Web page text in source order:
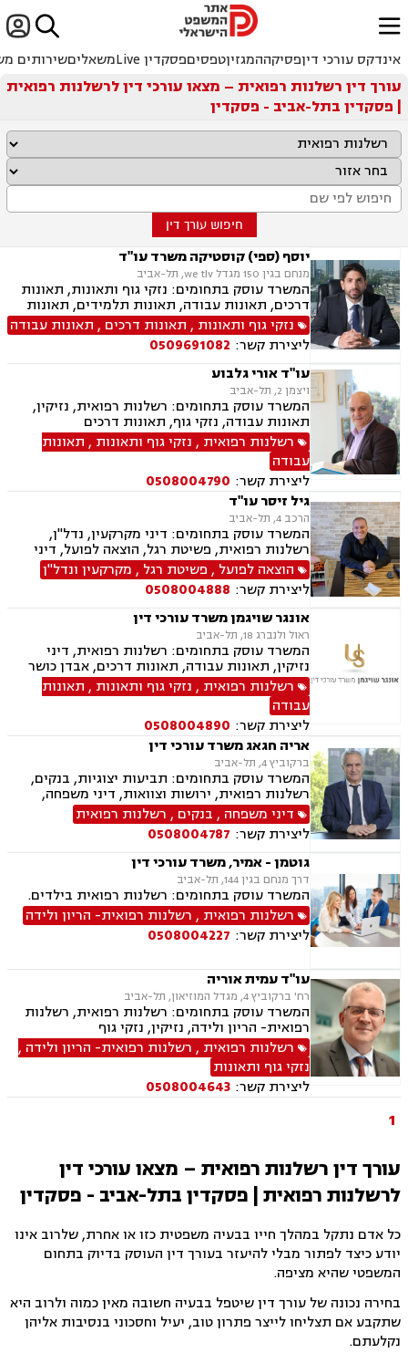

ﱐ
אינדקס עורכי דיןפסיקההמגזיןטפסיםפסקדין Live משאליםשירותים
עורך דין רשלנות רפואית – מצאו עורכי דין לרשלנות רפואית
| פסקדין בתל-אביב - פסקדין
חיפוש עורך דין
יוסף (ספי) קוסטיקה משרד עו"ד
מנחם בגין 150 מגדל we tlv, תל-אביב
המשרד עוסק בתחומים: נזקי גוף ותאונות, תאונות
דרכים, תאונות עבודה, תאונות תלמידים, תאונות
ספורט, תאונות עקב רשלנות, ביטוח לאומי, רשלנות
רפואית, אובדן כושר עבודה
נזקי גוף ותאונות , תאונות דרכים , תאונות עבודה
ליצירת קשר: 0509691082
עו"ד אורי גלבוע
ויצמן 2, תל-אביב
המשרד עוסק בתחומים: רשלנות רפואית, נזיקין,
תאונות עבודה, נזקי גוף, תאונות דרכים
רשלנות רפואית , נזקי גוף ותאונות , תאונות
עבודה
ליצירת קשר: 0508004790
גיל זיסר עו"ד
הרכב 4, תל-אביב
המשרד עוסק בתחומים: דיני מקרקעין, נדל"ן,
רשלנות רפואית, פשיטת רגל, הוצאה לפועל, דיני
עבודה, ירושות וצוואות
הוצאה לפועל , פשיטת רגל , מקרקעין ונדל"ן
ליצירת קשר: 0508004888
אונגר שויגמן משרד עורכי דין
ראול ולנברג 18, תל-אביב
המשרד עוסק בתחומים: רשלנות רפואית, דיני
נזיקין, תאונות עבודה, תאונות דרכים, אבדן כושר
עבודה, פטור ממס הכנסה, משרד הביטחון
רשלנות רפואית , נזקי גוף ותאונות , תאונות
עבודה
ליצירת קשר: 0508004890
אריה חגאג משרד עורכי דין
ברקוביץ 4, תל-אביב
המשרד עוסק בתחומים: תביעות יצוגיות, בנקים,
רשלנות רפואית, ירושות וצוואות, דיני משפחה,
ידועים בציבור, דיני מקרקעין, גירושין, דיני תאגידים,
פשיטת רגל
דיני משפחה , בנקים , רשלנות רפואית
ליצירת קשר: 0508004787
גוטמן - אמיר, משרד עורכי דין
דרך מנחם בגין 144, תל-אביב
המשרד עוסק בתחומים: רשלנות רפואית בילדים.
רשלנות רפואית , רשלנות רפואית- הריון ולידה
ליצירת קשר: 0508004227
עו"ד עמית אוריה
רח' ברקוביץ 4, מגדל המוזיאון, תל-אביב
המשרד עוסק בתחומים: רשלנות רפואית, רשלנות
רפואית- הריון ולידה, נזיקין, נזקי גוף
רשלנות רפואית , רשלנות רפואית- הריון ולידה ,
נזקי גוף ותאונות
ליצירת קשר: 0508004643
1
עורך דין רשלנות רפואית – מצאו עורכי דין
לרשלנות רפואית | פסקדין בתל-אביב - פסקדין
כל אדם נתקל במהלך חייו בבעיה משפטית כזו או אחרת, שלרוב אינו
יודע כיצד לפתור מבלי להיעזר בעורך דין העוסק בדיוק בתחום
המשפטי שהיא מציפה.
בחירה נכונה של עורך דין שיטפל בבעיה חשובה מאין כמוה ולרוב היא
שתקבע אם תצליחו לייצר פתרון טוב, יעיל וחסכוני בנסיבות אליהן
נקלעתם.